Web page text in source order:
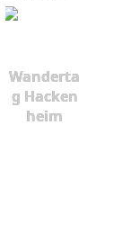
Wanderta
g Hacken
heim